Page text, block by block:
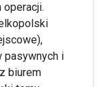
pasywnych i
biurem